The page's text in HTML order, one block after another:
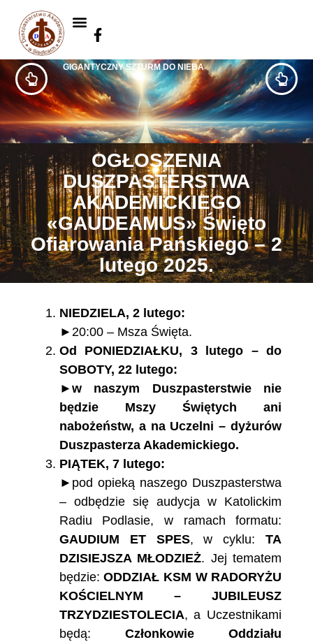
GIGANTYCZNY SZTURM DO NIEBA
OGŁOSZENIA
DUSZPASTERSTWA
AKADEMICKIEGO
«GAUDEAMUS» Święto
Ofiarowania Pańskiego – 2
lutego 2025.
NIEDZIELA, 2 lutego:
►20:00 – Msza Święta.
Od PONIEDZIAŁKU, 3 lutego – do
SOBOTY, 22 lutego:
►w naszym Duszpasterstwie nie
będzie Mszy Świętych ani
nabożeństw, a na Uczelni – dyżurów
Duszpasterza Akademickiego.
PIĄTEK, 7 lutego:
►pod opieką naszego Duszpasterstwa
– odbędzie się audycja w Katolickim
Radiu Podlasie, w ramach formatu:
GAUDIUM ET SPES, w cyklu:TA
DZISIEJSZA MŁODZIEŻ. Jej tematem
będzie:ODDZIAŁ KSM W RADORYŻU
KOŚCIELNYM – JUBILEUSZ
TRZYDZIESTOLECIA, a Uczestnikami
będą: Członkowie Oddziału